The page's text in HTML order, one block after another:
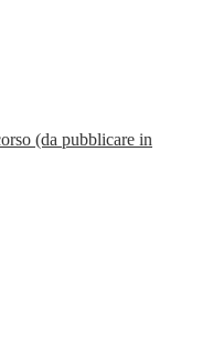
(da pubblicare in